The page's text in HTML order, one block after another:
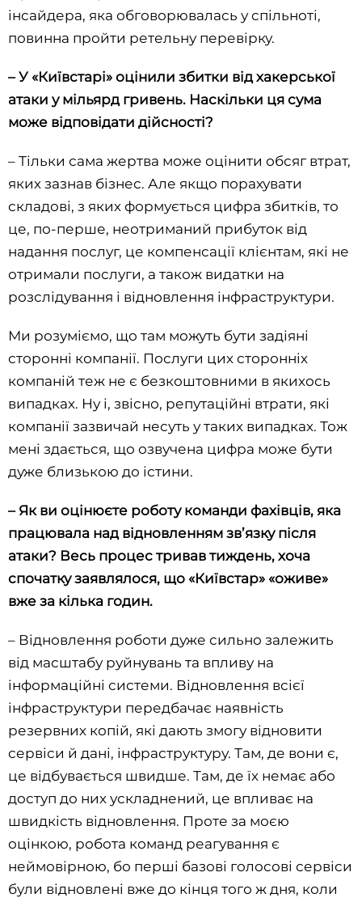
інсайдера, яка обговорювалась у спільноті,
повинна пройти ретельну перевірку.
– У «Київстарі» оцінили збитки від хакерської
атаки у мільярд гривень. Наскільки ця сума
може відповідати дійсності?
– Тільки сама жертва може оцінити обсяг втрат,
яких зазнав бізнес. Але якщо порахувати
складові, з яких формується цифра збитків, то
це, по-перше, неотриманий прибуток від
надання послуг, це компенсації клієнтам, які не
отримали послуги, а також видатки на
розслідування і відновлення інфраструктури.
Ми розуміємо, що там можуть бути задіяні
сторонні компанії. Послуги цих сторонніх
компаній теж не є безкоштовними в якихось
випадках. Ну і, звісно, репутаційні втрати, які
компанії зазвичай несуть у таких випадках. Тож
мені здається, що озвучена цифра може бути
дуже близькою до істини.
– Як ви оцінюєте роботу команди фахівців, яка
працювала над відновленням зв’язку після
атаки? Весь процес тривав тиждень, хоча
спочатку заявлялося, що «Київстар» «оживе»
вже за кілька годин.
– Відновлення роботи дуже сильно залежить
від масштабу руйнувань та впливу на
інформаційні системи. Відновлення всієї
інфраструктури передбачає наявність
резервних копій, які дають змогу відновити
сервіси й дані, інфраструктуру. Там, де вони є,
це відбувається швидше. Там, де їх немає або
доступ до них ускладнений, це впливає на
швидкість відновлення. Проте за моєю
оцінкою, робота команд реагування є
неймовірною, бо перші базові голосові сервіси
були відновлені вже до кінця того ж дня, коли